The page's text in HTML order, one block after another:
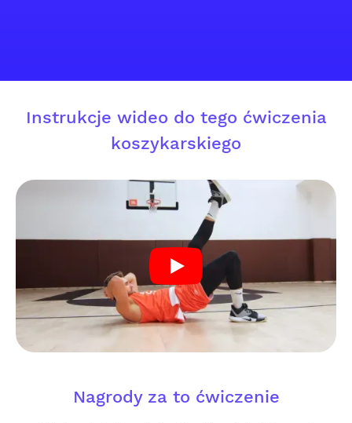
Instrukcje wideo do tego ćwiczenia
koszykarskiego
Nagrody za to ćwiczenie